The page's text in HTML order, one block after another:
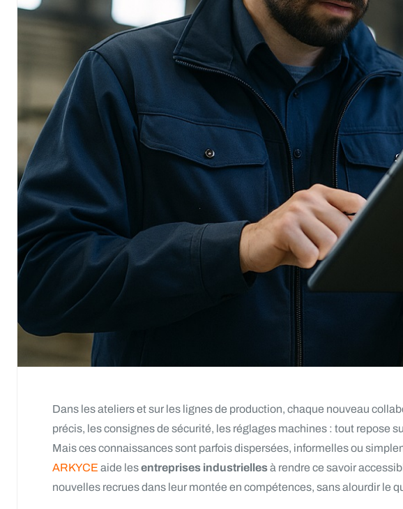
Dans les ateliers et sur les lignes de production, chaque nouveau
précis, les consignes de sécurité, les réglages machines : tout repose
Mais ces connaissances sont parfois dispersées, informelles ou
ARKYCE aide lesentreprises industriellesà rendre ce savoir
nouvelles recrues dans leur montée en compétences, sans alourdir le